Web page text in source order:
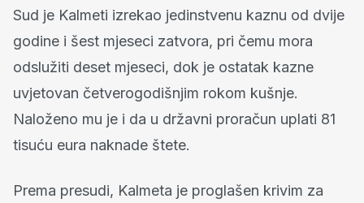
Sud je Kalmeti izrekao jedinstvenu kaznu od dvije
godine i šest mjeseci zatvora, pri čemu mora
odslužiti deset mjeseci, dok je ostatak kazne
uvjetovan četverogodišnjim rokom kušnje.
Naloženo mu je i da u državni proračun uplati 81
tisuću eura naknade štete.
Prema presudi, Kalmeta je proglašen krivim za